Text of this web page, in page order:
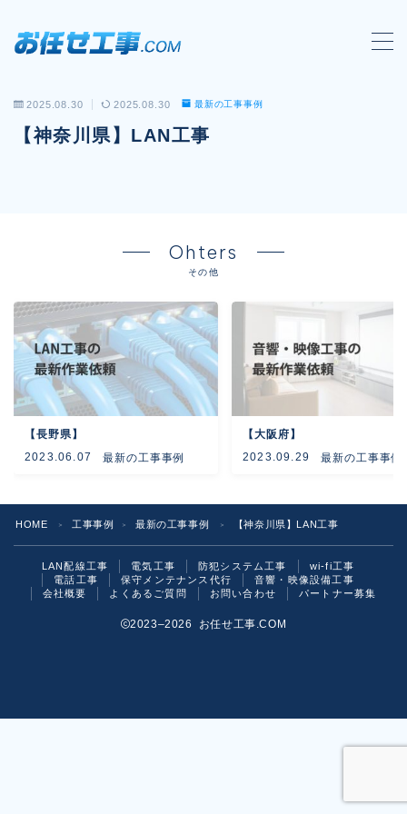
MENU
会社概要
電話工事
音響・映像設備工事
保守メンテナンス代行
よくあるご質問
2025.08.30 2025.08.30 最新の工事事例
【神奈川県】LAN工事
Ohters
その他
【長野県】
2023.06.07 最新の工事事例
【大阪府】
2023.09.29 最新の工事事例
HOME ＞ 工事事例 ＞ 最新の工事事例 ＞ 【神奈川県】LAN工事
LAN配線工事 電気工事 防犯システム工事
wi-fi工事
電話工事
保守メンテナンス代行
音響・映像設備工事
会社概要
よくあるご質問 お問い合わせ パートナー募集
2023–2026 お任せ工事.COM